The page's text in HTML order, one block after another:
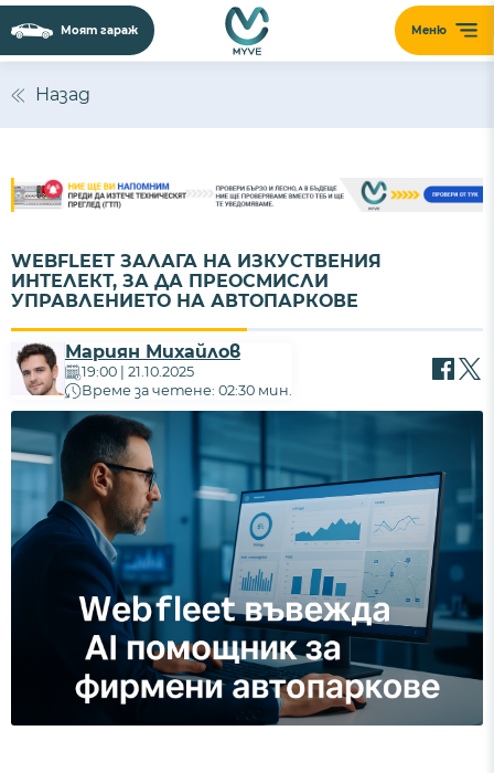
Меню
Моят гараж
Назад
WEBFLEET ЗАЛАГА НА ИЗКУСТВЕНИЯ
ИНТЕЛЕКТ, ЗА ДА ПРЕОСМИСЛИ
УПРАВЛЕНИЕТО НА АВТОПАРКОВЕ
Мариян Михайлов
19:00 | 21.10.2025
Време за четене: 02:30 мин.